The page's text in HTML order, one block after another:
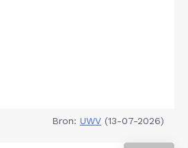
Bron: UWV (13-07-2026)